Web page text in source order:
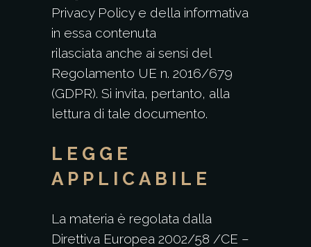
Privacy Policy e della informativa
in essa contenuta
rilasciata anche ai sensi del
Regolamento UE n. 2016/679
(GDPR). Si invita, pertanto, alla
lettura di tale documento.
LEGGE
APPLICABILE
La materia è regolata dalla
Direttiva Europea 2002/58 /CE –